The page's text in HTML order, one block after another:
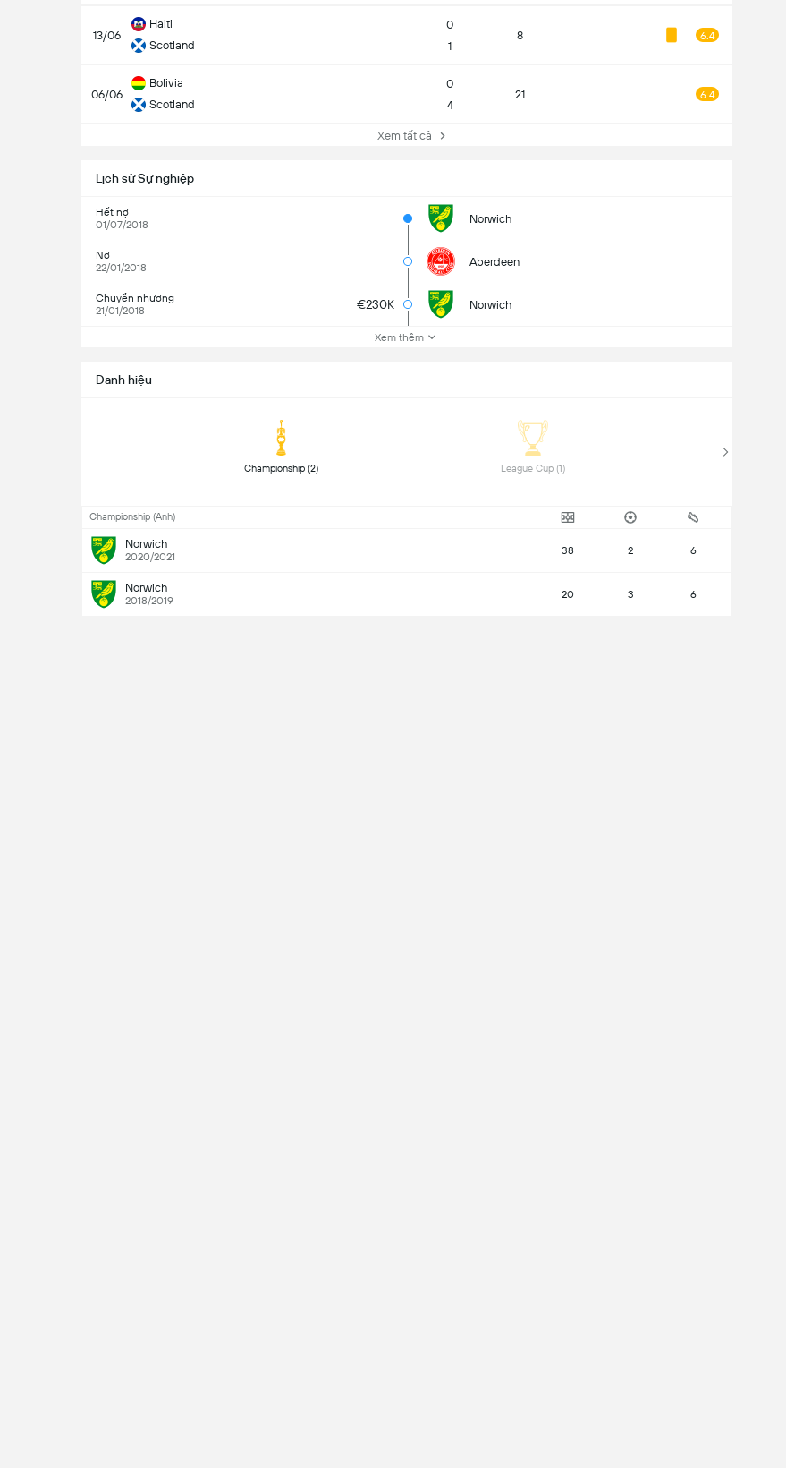
13/06
Haiti
Scotland
0
1
8 6.4
06/06
Bolivia
Scotland
0
4
21 6.4
Xem tất cả
Lịch sử Sự nghiệp
Hết nợ
01/07/2018
Norwich
Nợ
22/01/2018
Aberdeen
Chuyển nhượng
21/01/2018
€230K Norwich
Xem thêm
Danh hiệu
Championship (2) League Cup (1)
Championship (Anh)
Norwich
2020/2021 38 2 6
Norwich
2018/2019 20 3 6